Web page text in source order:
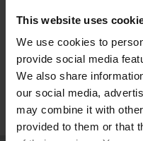
This website uses
We use cookies to
provide social media
We also share
our social media,
may combine it with
provided to them or that
Keine
entfällt.